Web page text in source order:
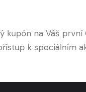
na Váš
k speciálním